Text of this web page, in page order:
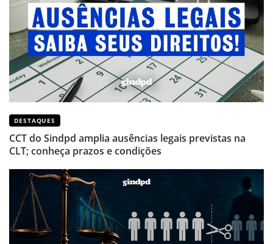
DESTAQUES
CCT do Sindpd amplia ausências legais previstas na
CLT; conheça prazos e condições